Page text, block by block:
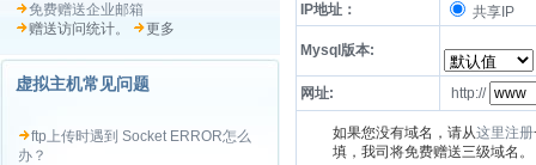
免费赠送企业邮箱
赠送访问统计。
更多
虚拟主机常见问题
ftp上传时遇到 Socket ERROR怎么
办？
IP地址：
共享IP
Mysql版本:
网址: http://
如果您没有域名，请从这里注册
填，我司将免费赠送三级域名。